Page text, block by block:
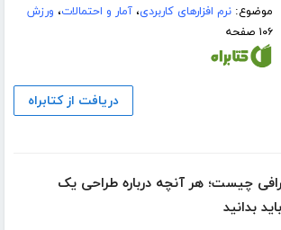
موضوع:نرم افزارهای کاربردی،آمار و احتمالات، ورزش
۱۰۶ صفحه
دریافت از کتابراه
چیست؛ هر آنچه درباره طراحی یک
بدانید